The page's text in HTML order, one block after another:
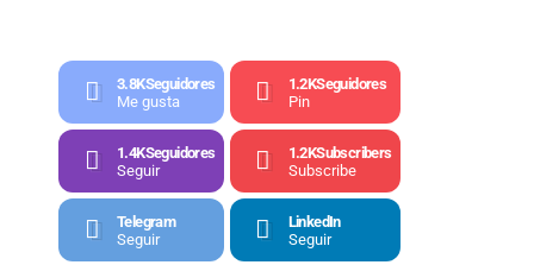
3.8KSeguidores
Me gusta
1.2KSeguidores
Pin
1.4KSeguidores
Seguir
1.2KSubscribers
Subscribe
Telegram
Seguir
LinkedIn
Seguir